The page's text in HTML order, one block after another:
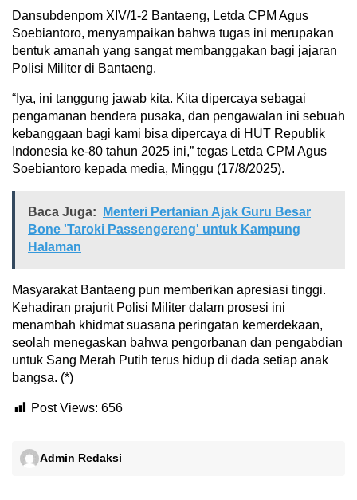
Dansubdenpom XIV/1-2 Bantaeng, Letda CPM Agus
Soebiantoro, menyampaikan bahwa tugas ini merupakan
bentuk amanah yang sangat membanggakan bagi jajaran
Polisi Militer di Bantaeng.
“Iya, ini tanggung jawab kita. Kita dipercaya sebagai
pengamanan bendera pusaka, dan pengawalan ini sebuah
kebanggaan bagi kami bisa dipercaya di HUT Republik
Indonesia ke-80 tahun 2025 ini,” tegas Letda CPM Agus
Soebiantoro kepada media, Minggu (17/8/2025).
Baca Juga:
Menteri Pertanian Ajak Guru Besar
Bone 'Taroki Passengereng' untuk Kampung
Halaman
Masyarakat Bantaeng pun memberikan apresiasi tinggi.
Kehadiran prajurit Polisi Militer dalam prosesi ini
menambah khidmat suasana peringatan kemerdekaan,
seolah menegaskan bahwa pengorbanan dan pengabdian
untuk Sang Merah Putih terus hidup di dada setiap anak
bangsa. (*)
Post Views: 656
Admin Redaksi